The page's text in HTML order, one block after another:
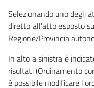
Selezionando uno degli
diretto all'atto esposto
Regione/Provincia
In alto a sinistra è
risultati (Ordinamento
è possibile modificare